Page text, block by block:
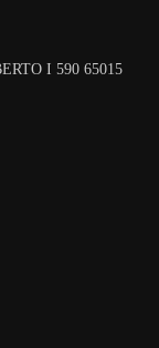
I 590 65015